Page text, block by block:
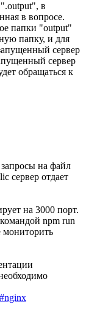
в
в вопросе.
папки "output"
папку, и для
сервер
сервер
обращаться к
на файл
сервер отдает
на 3000 порт.
npm run
мониторить